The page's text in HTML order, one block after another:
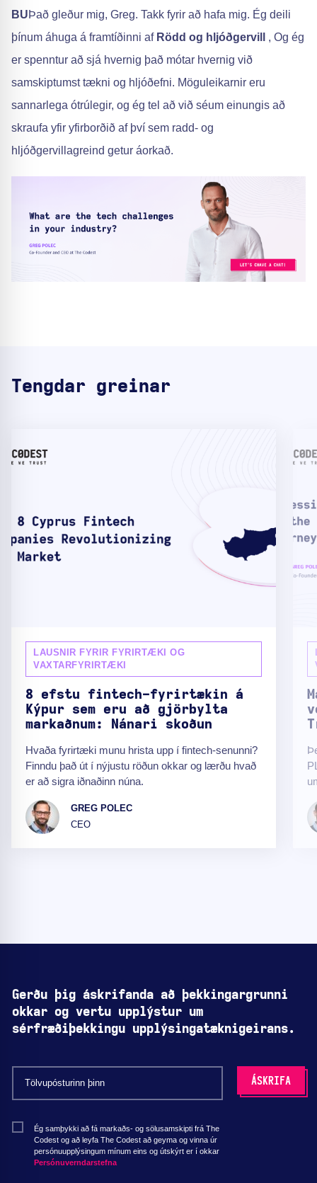
BUÞað gleður mig, Greg. Takk fyrir að hafa mig. Ég deili
þínum áhuga á framtíðinni af Rödd og hljóðgervill , Og ég
er spenntur að sjá hvernig það mótar hvernig við
samskiptumst tækni og hljóðefni. Möguleikarnir eru
sannarlega ótrúlegir, og ég tel að við séum einungis að
skraufa yfir yfirborðið af því sem radd- og
hljóðgervillagreind getur áorkað.
Tengdar greinar
LAUSNIR FYRIR FYRIRTÆKI OG
VAXTARFYRIRTÆKI
8 efstu fintech-fyrirtækin á
Kýpur sem eru að gjörbylta
markaðnum: Nánari skoðun
Hvaða fyrirtæki munu hrista upp í fintech-senunni?
Finndu það út í nýjustu röðun okkar og lærðu hvað
er að sigra iðnaðinn núna.
GREG POLEC
CEO
Gerðu þig áskrifanda að þekkingargrunni
okkar og vertu upplýstur um
sérfræðiþekkingu upplýsingatæknigeirans.
Ég samþykki að fá markaðs- og sölusamskipti frá The
Codest og að leyfa The Codest að geyma og vinna úr
persónuupplýsingum mínum eins og útskýrt er í okkar
Persónuverndarstefna